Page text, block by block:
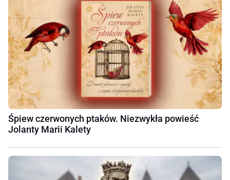
Śpiew czerwonych ptaków. Niezwykła powieść
Jolanty Marii Kalety